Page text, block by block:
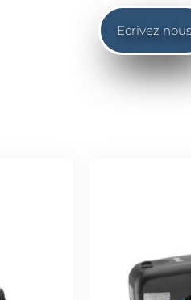
Ecrivez nous